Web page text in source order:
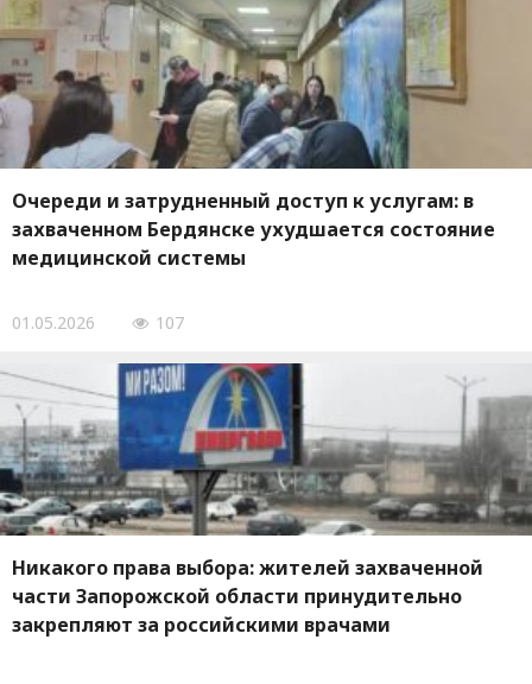
Очереди и затрудненный доступ к услугам: в
захваченном Бердянске ухудшается состояние
медицинской системы
01.05.2026 107
Никакого права выбора: жителей захваченной
части Запорожской области принудительно
закрепляют за российскими врачами